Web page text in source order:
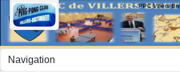
PPC Villers
Panneau de gestion des cookies